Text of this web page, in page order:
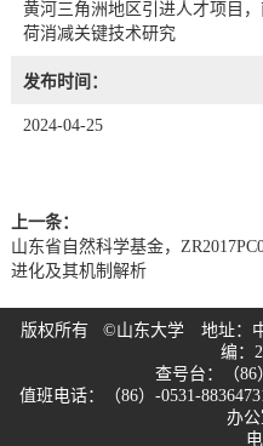
黄河三角洲地区引进人才项目
荷消减关键技术研究
发布时间：
2024-04-25
上一条：
山东省自然科学基金，
进化及其机制解析
版权所有 ©山东大学 地址：
编：
查号台：（86
值班电话：（86）-0531-
办